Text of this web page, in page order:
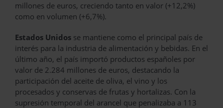
millones de euros, creciendo tanto en valor (+12,2%)
como en volumen (+6,7%).
Estados Unidos se mantiene como el principal país de
interés para la industria de alimentación y bebidas. En el
último año, el país importó productos españoles por
valor de 2.284 millones de euros, destacando la
participación del aceite de oliva, el vino y los
procesados y conservas de frutas y hortalizas. Con la
supresión temporal del arancel que penalizaba a 113